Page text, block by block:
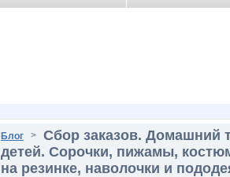
Блог > Сбор заказов. Домашний
детей. Сорочки, пижамы,
на резинке, наволочки и